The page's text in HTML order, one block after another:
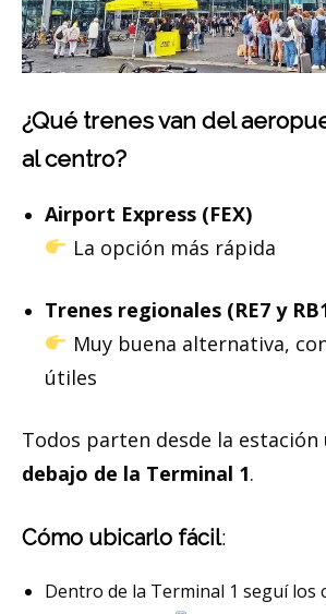
¿Qué trenes van del
al centro?
Airport Express (FEX)
La opción más rápida
Trenes regionales (RE7 y
Muy buena alternativa,
útiles
Todos parten desde la estación
debajo de la Terminal 1.
Cómo ubicarlo fácil:
Dentro de la Terminal 1 seguí los